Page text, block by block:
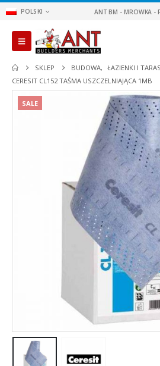
POLSKI ANT BM - MROWKA
SKLEP BUDOWA, ŁAZIENKI I
CERESIT CL152 TAŚMA USZCZELNIAJĄCA 1MB
SALE